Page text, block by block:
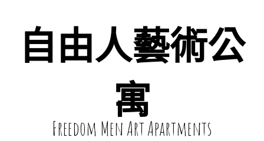
自由人藝術公
寓
Freedom Men Art Apartments